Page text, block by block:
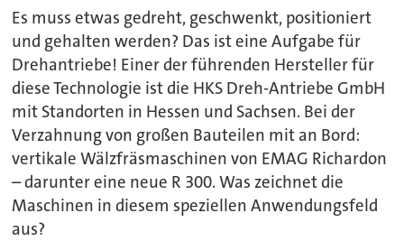
Es muss etwas gedreht, geschwenkt, positioniert
und gehalten werden? Das ist eine Aufgabe für
Drehantriebe! Einer der führenden Hersteller für
diese Technologie ist die HKS Dreh-Antriebe GmbH
mit Standorten in Hessen und Sachsen. Bei der
Verzahnung von großen Bauteilen mit an Bord:
vertikale Wälzfräsmaschinen von EMAG Richardon
– darunter eine neue R 300. Was zeichnet die
Maschinen in diesem speziellen Anwendungsfeld
aus?